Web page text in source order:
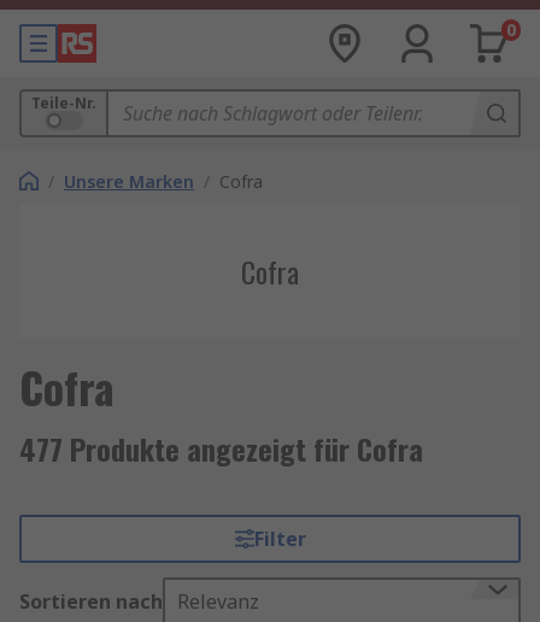
0
Teile-Nr.
/ Unsere Marken / Cofra
Cofra
Cofra
477 Produkte angezeigt für Cofra
Filter
Sortieren nach Relevanz